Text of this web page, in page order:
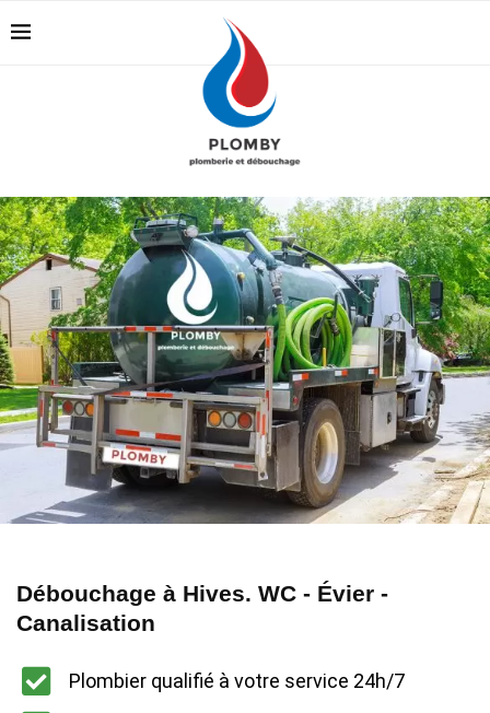
Débouchage à Hives. WC - Évier -
Canalisation
Plombier qualifié à votre service 24h/7